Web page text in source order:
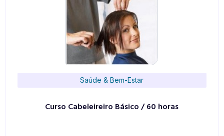
Saúde & Bem-Estar
Curso Cabeleireiro Básico / 60 horas